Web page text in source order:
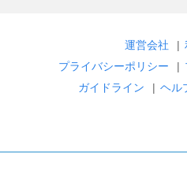
運営会社 |
プライバシーポリシー
|
ガイドライン
| ヘル